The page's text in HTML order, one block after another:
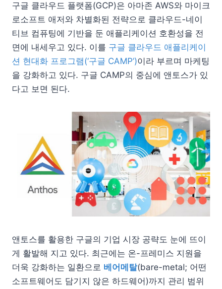
구글 클라우드 플랫폼(GCP)은 아마존 AWS와 마이크
로소프트 애저와 차별화된 전략으로 클라우드-네이
티브 컴퓨팅에 기반을 둔 애플리케이션 호환성을 전
면에 내세우고 있다. 이를 구글 클라우드 애플리케이
션 현대화 프로그램(‘구글 CAMP’)이라 부르며 마케팅
을 강화하고 있다. 구글 CAMP의 중심에 앤토스가 있
다고 보면 된다.
앤토스를 활용한 구글의 기업 시장 공략도 눈에 뜨이
게 활발해 지고 있다. 최근에는 온-프레미스 지원을
더욱 강화하는 일환으로 베어메탈(bare-metal; 어떤
소프트웨어도 담기지 않은 하드웨어)까지 관리 범위